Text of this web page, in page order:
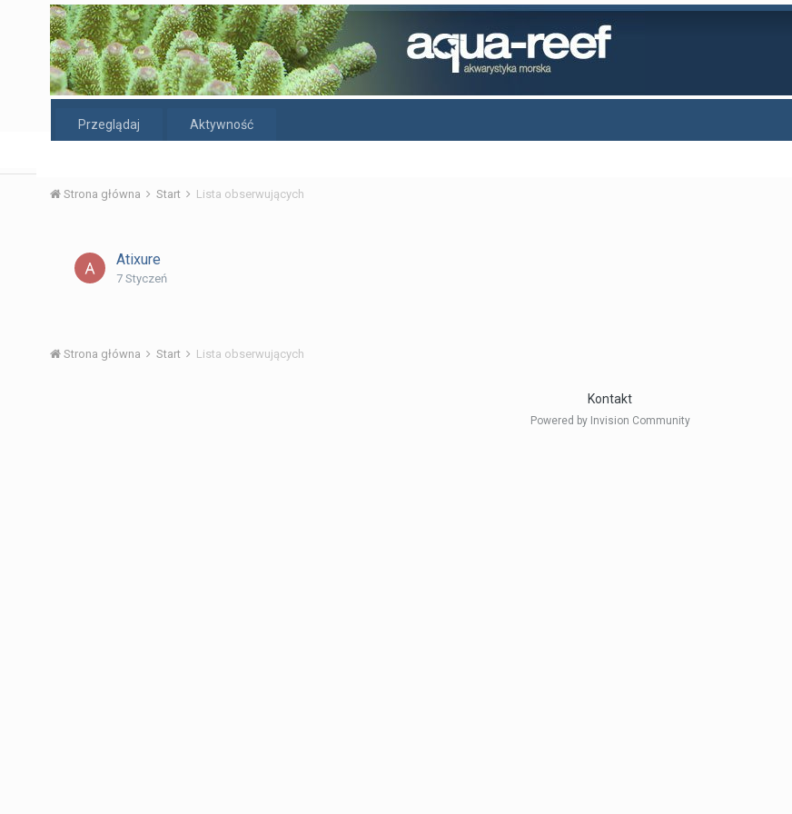
Przeglądaj Aktywność
Strona główna Start Lista obserwujących
Atixure
7 Styczeń
Strona główna Start Lista obserwujących
Kontakt
Powered by Invision Community